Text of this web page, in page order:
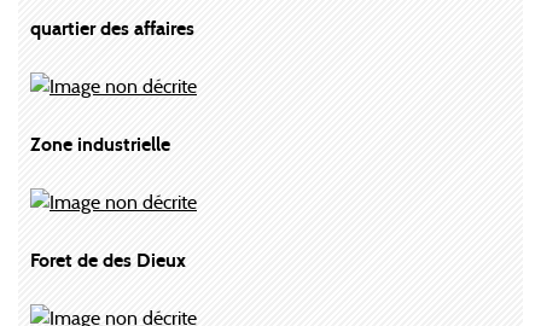
quartier des affaires
Zone industrielle
Foret de des Dieux